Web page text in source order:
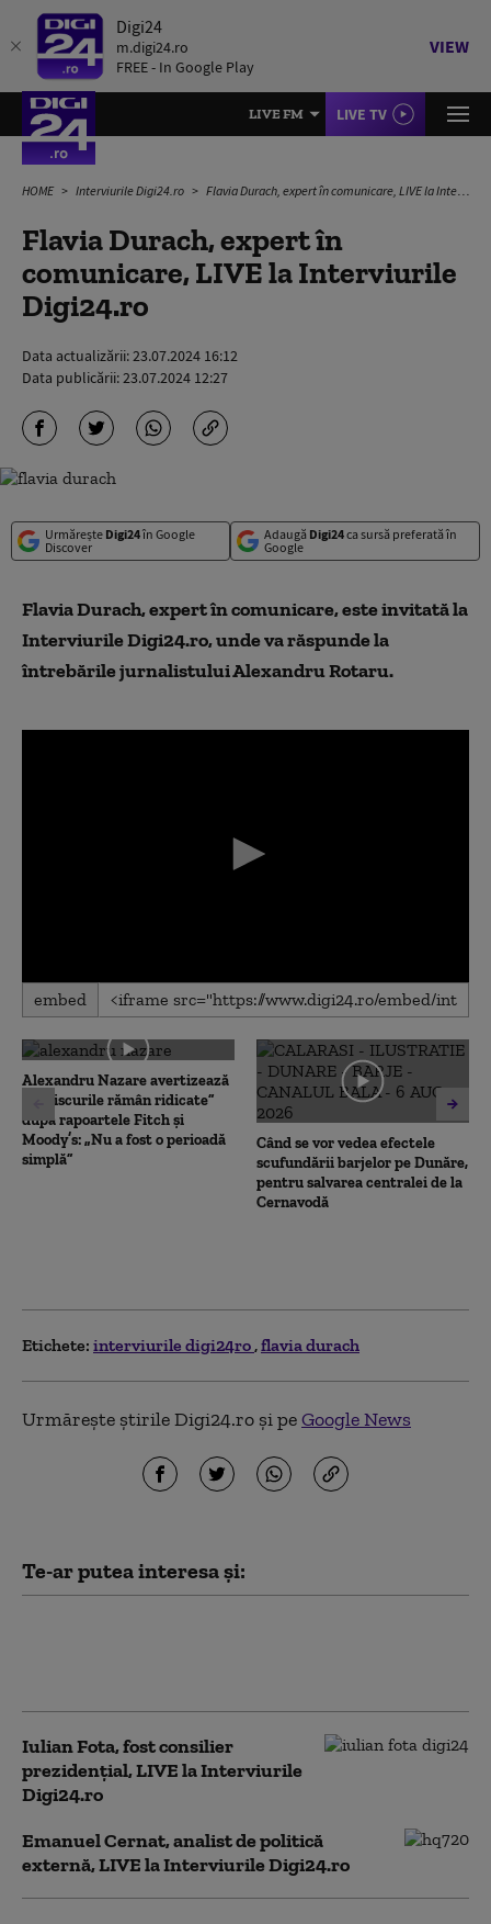
Digi24
m.digi24.ro
FREE - In Google Play
VIEW
LIVE FM LIVE TV
HOME Interviurile Digi24.ro Flavia Durach, expert în comunicare, LIVE la Interviurile Digi24.ro
Flavia Durach, expert în
comunicare, LIVE la Interviurile
Digi24.ro
Data actualizării:23.07.2024 16:12
Data publicării:23.07.2024 12:27
Urmărește Digi24în Google
Discover
Adaugă Digi24ca sursă preferată în
Google
Flavia Durach, expert în comunicare, este invitată la
Interviurile Digi24.ro, unde va răspunde la
întrebările jurnalistului Alexandru Rotaru.
0
seconds
0
seconds
embed
Alexandru Nazare avertizează
că „riscurile rămân ridicate”
după rapoartele Fitch și
Moody’s: „Nu a fost o perioadă
simplă”
Când se vor vedea efectele
scufundării barjelor pe Dunăre,
pentru salvarea centralei de la
Cernavodă
Etichete: interviurile digi24ro flavia durach
Urmărește știrile Digi24.ro și peGoogle News
Te-ar putea interesa și:
Iulian Fota, fost consilier
prezidențial, LIVE la Interviurile
Digi24.ro
Emanuel Cernat, analist de politică
externă, LIVE la Interviurile Digi24.ro